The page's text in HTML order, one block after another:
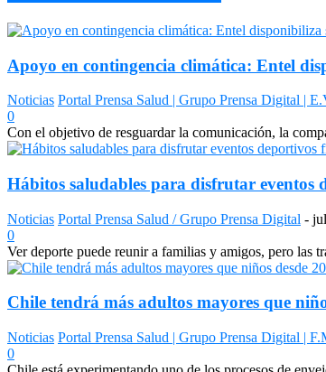
Apoyo en contingencia climática: Entel
Noticias Portal Prensa Salud | Grupo Prensa Digital |
0
Con el objetivo de resguardar la comunicación, la
Hábitos saludables para disfrutar eventos
Noticias Portal Prensa Salud / Grupo Prensa Digital -
0
Ver deporte puede reunir a familias y amigos, pero las
Chile tendrá más adultos mayores que
Noticias Portal Prensa Salud | Grupo Prensa Digital |
0